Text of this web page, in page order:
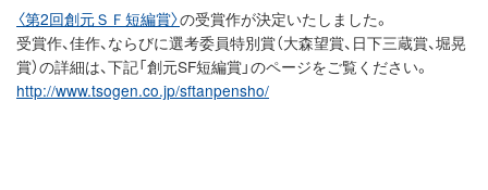
〈第2回創元ＳＦ短編賞〉の受賞作が決定いたしました。
受賞作、佳作、ならびに選考委員特別賞（大森望賞、日下三蔵賞、堀晃
賞）の詳細は、下記「創元SF短編賞」のページをご覧ください。
http://www.tsogen.co.jp/sftanpensho/